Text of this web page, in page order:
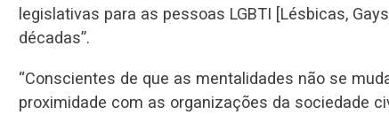
legislativas para as pessoas LGBTI [Lésbicas,
décadas”.
“Conscientes de que as mentalidades não se
proximidade com as organizações da sociedade